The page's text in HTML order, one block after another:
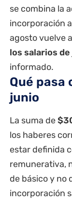
se combina la
incorporación
agosto vuelve
los salarios
informado.
Qué pasa
junio
La suma de
los haberes
estar definida
remunerativa,
de básico y no
incorporación